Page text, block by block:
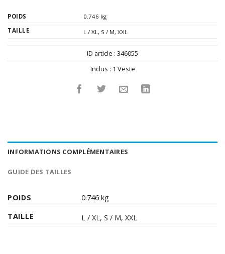
POIDS
0.746 kg
TAILLE
L / XL, S / M, XXL
ID article : 346055
Inclus : 1 Veste
INFORMATIONS COMPLÉMENTAIRES
GUIDE DES TAILLES
POIDS
0.746 kg
TAILLE
L / XL ,S / M,XXL